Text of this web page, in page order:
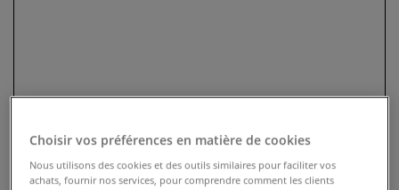
Choisir vos préférences en matière de cookies
Nous utilisons des cookies et des outils similaires pour faciliter vos
achats, fournir nos services, pour comprendre comment les clients